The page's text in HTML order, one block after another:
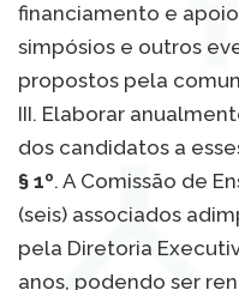
financiamento e
simpósios e outros
propostos pela
III. Elaborar
dos candidatos a
§ 1º. A Comissão de
(seis) associados
pela Diretoria
anos, podendo ser